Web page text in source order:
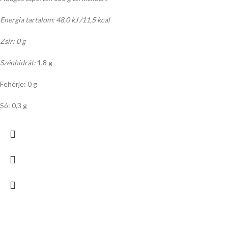
Energia tartalom: 48,0 kJ /11,5 kcal
Zsír: 0 g
Szénhidrát: 1,8 g
Fehérje: 0 g
Só: 0,3 g